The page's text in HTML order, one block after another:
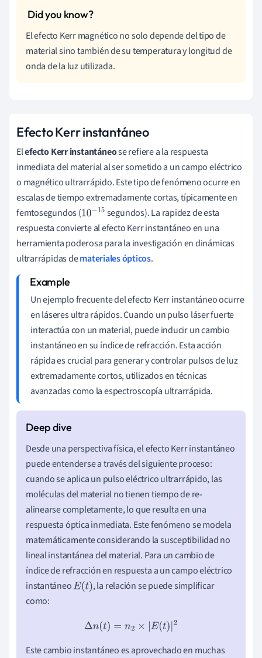
El efecto Kerr magnético no solo depende del tipo de
material sino también de su temperatura y longitud de
onda de la luz utilizada.
Efecto Kerr instantáneo
Elefecto Kerr instantáneose refiere a la respuesta
inmediata del material al ser sometido a un campo eléctrico
o magnético ultrarrápido. Este tipo de fenómeno ocurre en
escalas de tiempo extremadamente cortas, típicamente en
femtosegundos (10−15 segundos). La rapidez de esta
respuesta convierte al efecto Kerr instantáneo en una
herramienta poderosa para la investigación en dinámicas
ultrarrápidas demateriales ópticos.
Un ejemplo frecuente del efecto Kerr instantáneo ocurre
en láseres ultra rápidos. Cuando un pulso láser fuerte
interactúa con un material, puede inducir un cambio
instantáneo en su índice de refracción. Esta acción
rápida es crucial para generar y controlar pulsos de luz
extremadamente cortos, utilizados en técnicas
avanzadas como la espectroscopía ultrarrápida.
Desde una perspectiva física, el efecto Kerr instantáneo
puede entenderse a través del siguiente proceso:
cuando se aplica un pulso eléctrico ultrarrápido, las
moléculas del material no tienen tiempo de re-
alinearse completamente, lo que resulta en una
respuesta óptica inmediata. Este fenómeno se modela
matemáticamente considerando la susceptibilidad no
lineal instantánea del material. Para un cambio de
índice de refracción en respuesta a un campo eléctrico
instantáneoE(t) , la relación se puede simplificar
como:
Δn (t)= n2×|E t)|2
Este cambio instantáneo es aprovechado en muchas